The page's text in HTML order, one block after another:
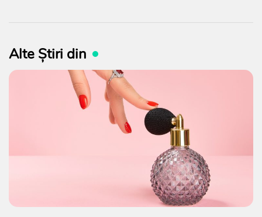
Alte Știri din